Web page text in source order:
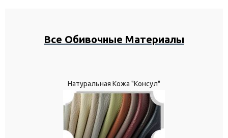
Все Обивочные Материалы
Натуральная Кожа "Консул"